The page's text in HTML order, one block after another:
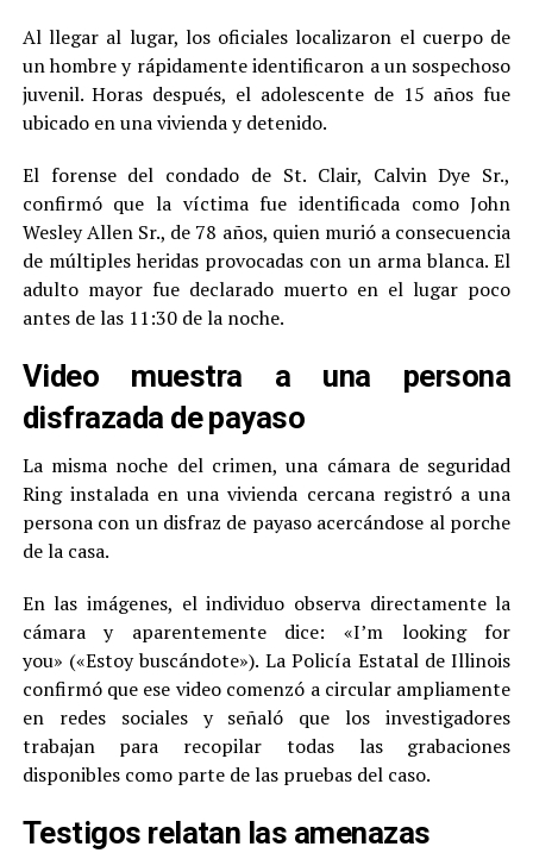
Al llegar al lugar, los oficiales localizaron el cuerpo de
un hombre y rápidamente identificaron a un sospechoso
juvenil. Horas después, el adolescente de 15 años fue
ubicado en una vivienda y detenido.
El forense del condado de St. Clair, Calvin Dye Sr.,
confirmó que la víctima fue identificada como John
Wesley Allen Sr., de 78 años, quien murió a consecuencia
de múltiples heridas provocadas con un arma blanca. El
adulto mayor fue declarado muerto en el lugar poco
antes de las 11:30 de la noche.
Video muestra a una persona
disfrazada de payaso
La misma noche del crimen, una cámara de seguridad
Ring instalada en una vivienda cercana registró a una
persona con un disfraz de payaso acercándose al porche
de la casa.
En las imágenes, el individuo observa directamente la
cámara y aparentemente dice: «I’m looking for
you» («Estoy buscándote»). La Policía Estatal de Illinois
confirmó que ese video comenzó a circular ampliamente
en redes sociales y señaló que los investigadores
trabajan para recopilar todas las grabaciones
disponibles como parte de las pruebas del caso.
Testigos relatan las amenazas